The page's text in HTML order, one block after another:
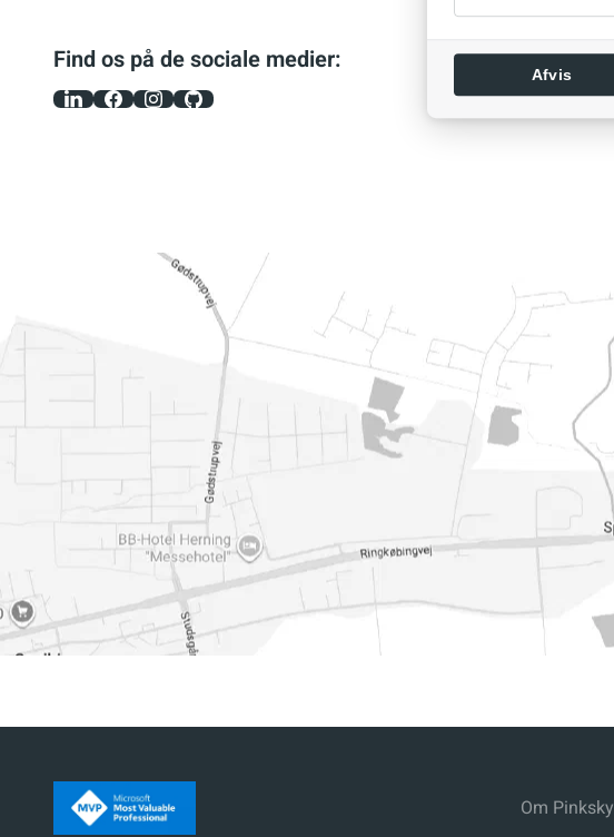
Find os på de sociale medier:
Om Pinksky
Afvis